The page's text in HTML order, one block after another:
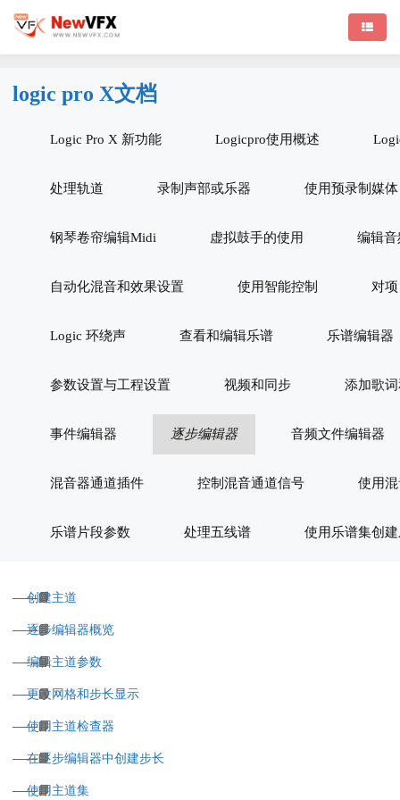
logic pro X文档
Logic Pro X 新功能 Logicpro使用概述
处理轨道 录制声部或乐器 使用预录制媒体
钢琴卷帘编辑Midi 虚拟鼓手的使用 编辑
自动化混音和效果设置 使用智能控制 对
Logic 环绕声 查看和编辑乐谱 乐谱编辑器
参数设置与工程设置 视频和同步 添加歌
事件编辑器 逐步编辑器 音频文件编辑器
混音器通道插件 控制混音通道信号 使用
乐谱片段参数 处理五线谱 使用乐谱集创
创建主道
逐步编辑器概览
编辑主道参数
更改网格和步长显示
使用主道检查器
在逐步编辑器中创建步长
使用主道集